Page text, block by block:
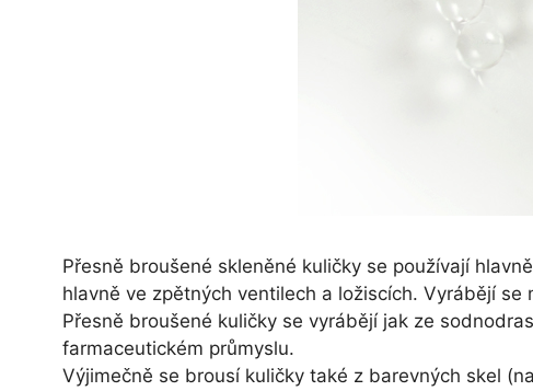
Přesně broušené skleněné kuličky se používají
hlavně ve zpětných ventilech a ložiscích. Vyrábějí
Přesně broušené kuličky se vyrábějí jak ze
farmaceutickém průmyslu.
Výjimečně se brousí kuličky také z barevných skel